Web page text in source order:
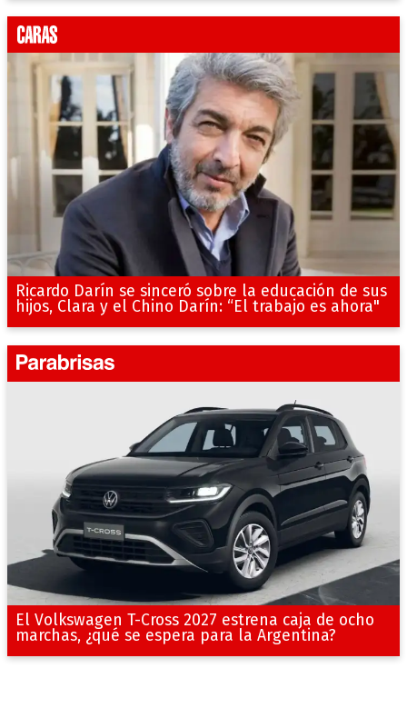
Ricardo Darín se sinceró sobre la educación de sus
hijos, Clara y el Chino Darín: “El trabajo es ahora"
El Volkswagen T-Cross 2027 estrena caja de ocho
marchas, ¿qué se espera para la Argentina?